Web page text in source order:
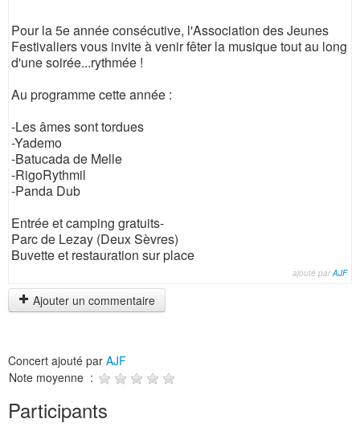
Pour la 5e année consécutive, l'Association des Jeunes
Festivaliers vous invite à venir fêter la musique tout au long
d'une soirée...rythmée !
Au programme cette année :
-Les âmes sont tordues
-Yademo
-Batucada de Melle
-RigoRythmil
-Panda Dub
Entrée et camping gratuits-
Parc de Lezay (Deux Sèvres)
Buvette et restauration sur place
ajouté parAJF
Ajouter un commentaire
Concert ajouté par AJF
Note moyenne :
Participants